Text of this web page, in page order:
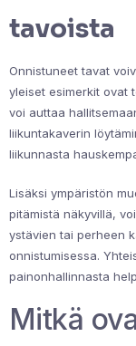
tavoista
Onnistuneet tavat
yleiset esimerkit ovat
voi auttaa
liikuntakaverin
liikunnasta
Lisäksi ympäristön
pitämistä näkyvillä,
ystävien tai perheen
onnistumisessa.
painonhallinnasta
Mitkä